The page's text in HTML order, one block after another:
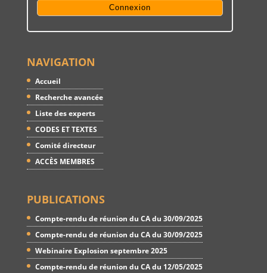
NAVIGATION
Accueil
Recherche avancée
Liste des experts
CODES ET TEXTES
Comité directeur
ACCÈS MEMBRES
PUBLICATIONS
Compte-rendu de réunion du CA du 30/09/2025
Compte-rendu de réunion du CA du 30/09/2025
Webinaire Explosion septembre 2025
Compte-rendu de réunion du CA du 12/05/2025